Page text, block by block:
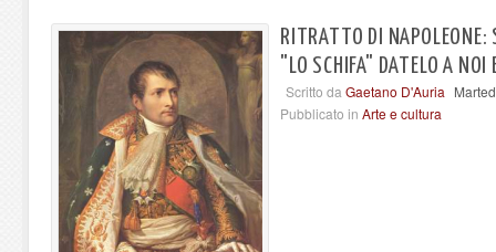
RITRATTO DI NAPOLEONE:
"LO SCHIFA" DATELO A NOI
Scritto da Gaetano D'Auria
Pubblicato in Arte e cultura